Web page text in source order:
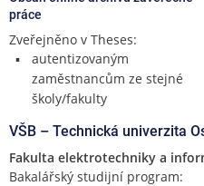
práce
Zveřejněno v Theses:
autentizovaným
zaměstnancům ze stejné
školy/fakulty
VŠB – Technická univerzita
Fakulta elektrotechniky a
Bakalářský studijní program: